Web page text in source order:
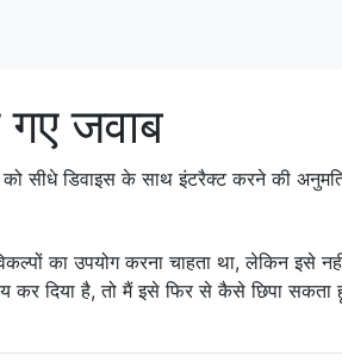
जवाब
सीधे डिवाइस के साथ इंटरैक्ट करने की
का उपयोग करना चाहता था, लेकिन इसे
दिया है, तो मैं इसे फिर से कैसे छिपा सकता